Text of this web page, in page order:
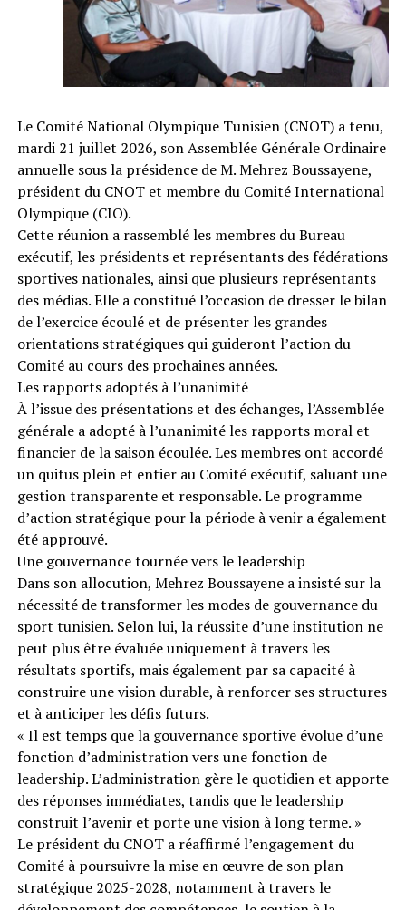
Le Comité National Olympique Tunisien (CNOT) a tenu,
mardi 21 juillet 2026, son Assemblée Générale Ordinaire
annuelle sous la présidence de M. Mehrez Boussayene,
président du CNOT et membre du Comité International
Olympique (CIO).
Cette réunion a rassemblé les membres du Bureau
exécutif, les présidents et représentants des fédérations
sportives nationales, ainsi que plusieurs représentants
des médias. Elle a constitué l’occasion de dresser le bilan
de l’exercice écoulé et de présenter les grandes
orientations stratégiques qui guideront l’action du
Comité au cours des prochaines années.
Les rapports adoptés à l’unanimité
À l’issue des présentations et des échanges, l’Assemblée
générale a adopté à l’unanimité les rapports moral et
financier de la saison écoulée. Les membres ont accordé
un quitus plein et entier au Comité exécutif, saluant une
gestion transparente et responsable. Le programme
d’action stratégique pour la période à venir a également
été approuvé.
Une gouvernance tournée vers le leadership
Dans son allocution, Mehrez Boussayene a insisté sur la
nécessité de transformer les modes de gouvernance du
sport tunisien. Selon lui, la réussite d’une institution ne
peut plus être évaluée uniquement à travers les
résultats sportifs, mais également par sa capacité à
construire une vision durable, à renforcer ses structures
et à anticiper les défis futurs.
« Il est temps que la gouvernance sportive évolue d’une
fonction d’administration vers une fonction de
leadership. L’administration gère le quotidien et apporte
des réponses immédiates, tandis que le leadership
construit l’avenir et porte une vision à long terme. »
Le président du CNOT a réaffirmé l’engagement du
Comité à poursuivre la mise en œuvre de son plan
stratégique 2025-2028, notamment à travers le